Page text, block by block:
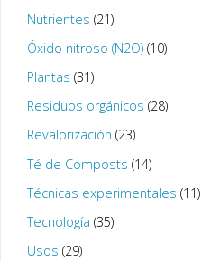
Nutrientes (21)
Óxido nitroso (N2O)(10)
Plantas (31)
Residuos orgánicos (28)
Revalorización (23)
Té de Composts (14)
Técnicas experimentales (11)
Tecnología (35)
Usos (29)